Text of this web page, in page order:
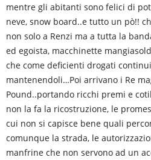
mentre gli abitanti sono felici di
neve, snow board..e tutto un pò!!
non solo a Renzi ma a tutta la
ed egoista, macchinette
che come deficienti drogati
mantenendoli…Poi arrivano i Re
Pound..portando ricchi premi e
non la fa la ricostruzione, le
cui non si capisce bene quali
comunque la strada, le
manfrine che non servono ad un